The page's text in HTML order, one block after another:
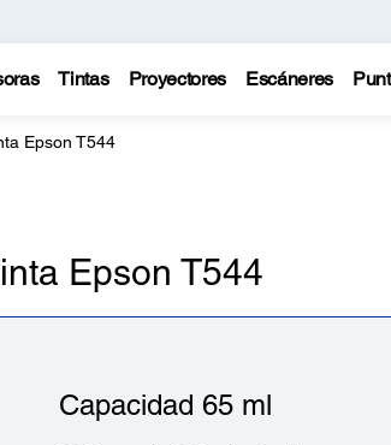
Tintas Proyectores Escáneres
Epson T544
Epson T544
Capacidad 65 ml